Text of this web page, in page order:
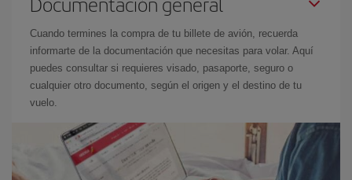
Cuando termines la compra de tu billete de avión, recuerda
informarte de la documentación que necesitas para volar. Aquí
puedes consultar si requieres visado, pasaporte, seguro o
cualquier otro documento, según el origen y el destino de tu
vuelo.